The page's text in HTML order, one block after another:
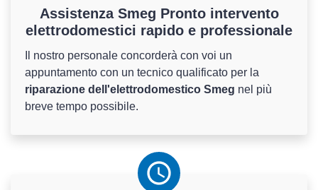
Assistenza Smeg Pronto intervento
elettrodomestici rapido e professionale
Il nostro personale concorderà con voi un
appuntamento con un tecnico qualificato per la
riparazione dell'elettrodomestico Smeg nel più
breve tempo possibile.